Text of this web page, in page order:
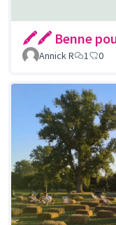
🖍🖍 Benne
Annick R 1 0